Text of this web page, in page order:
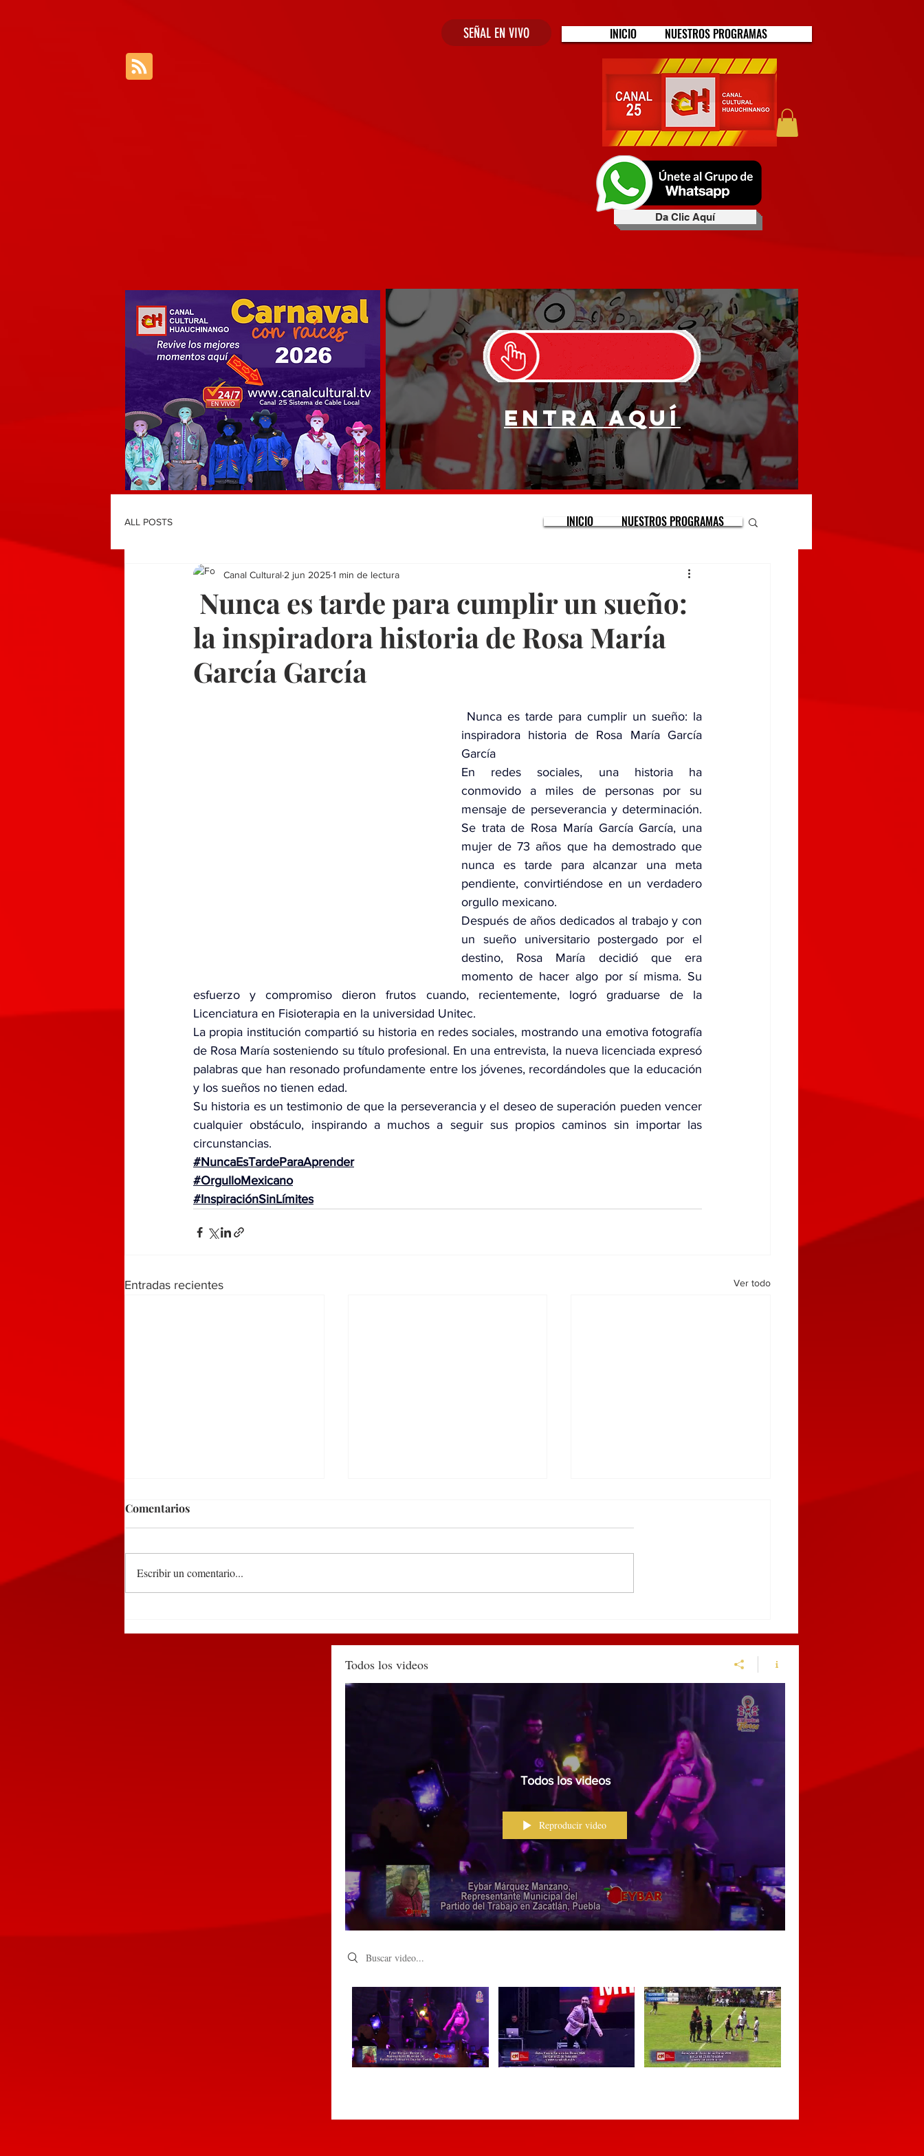
SEÑAL EN VIVO INICIO NUESTROS PROGRAMAS
Da Clic Aquí
Entra aquí
ALL POSTS
Nunca es tarde para cumplir un sueño:
la inspiradora historia de Rosa María
García García
Canal Cultural 2 jun 20251 min de lectura
Nunca es tarde para cumplir un sueño: la
inspiradora historia de Rosa María García
García
En redes sociales, una historia ha
conmovido a miles de personas por su
mensaje de perseverancia y determinación.
Se trata de Rosa María García García, una
mujer de 73 años que ha demostrado que
nunca es tarde para alcanzar una meta
pendiente, convirtiéndose en un verdadero
orgullo mexicano.
Después de años dedicados al trabajo y con
un sueño universitario postergado por el
destino, Rosa María decidió que era
momento de hacer algo por sí misma. Su
esfuerzo y compromiso dieron frutos cuando, recientemente, logró graduarse de la
Licenciatura en Fisioterapia en la universidad Unitec.
La propia institución compartió su historia en redes sociales, mostrando una emotiva fotografía
de Rosa María sosteniendo su título profesional. En una entrevista, la nueva licenciada expresó
palabras que han resonado profundamente entre los jóvenes, recordándoles que la educación
y los sueños no tienen edad.
Su historia es un testimonio de que la perseverancia y el deseo de superación pueden vencer
cualquier obstáculo, inspirando a muchos a seguir sus propios caminos sin importar las
circunstancias.
#NuncaEsTardeParaAprender
#OrgulloMexicano
#InspiraciónSinLímites
Entradas recientes Ver todo
Huauchinango por tirar
Huauchinango en encuentro
de alcaldes convocado por la
SEGOB Puebla
PUEBLA RECIBIRÁ EL
TIANGUIS TURÍSTICO
Comentarios
Escribir un comentario...
INICIO NUESTROS PROGRAMAS
Todos los videos
Todos los videos
Reproducir video
Search videos